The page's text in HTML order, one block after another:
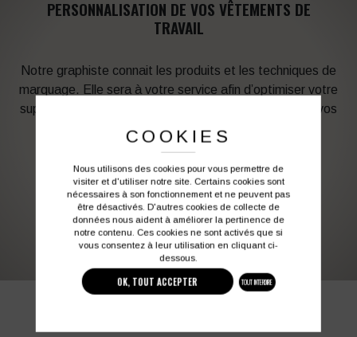
PERSONNALISATION DE VOS VÊTEMENTS DE
TRAVAIL
Notre graphiste connait les produits et les techniques de
marquage. Elle sera à votre service afin d’optimiser votre
support en fonction des contraintes techniques et de vos
besoins d’image. Profitez de son expérience !
Vous souhaitez avoir plus d’informations ?
03 27 28 87 86 contact@colbleu.fr
COOKIES
Nous utilisons des cookies pour vous permettre de
visiter et d'utiliser notre site. Certains cookies sont
nécessaires à son fonctionnement et ne peuvent pas
être désactivés. D'autres cookies de collecte de
données nous aident à améliorer la pertinence de
notre contenu. Ces cookies ne sont activés que si
vous consentez à leur utilisation en cliquant ci-
dessous.
OK, TOUT ACCEPTER TOUT INTERDIRE